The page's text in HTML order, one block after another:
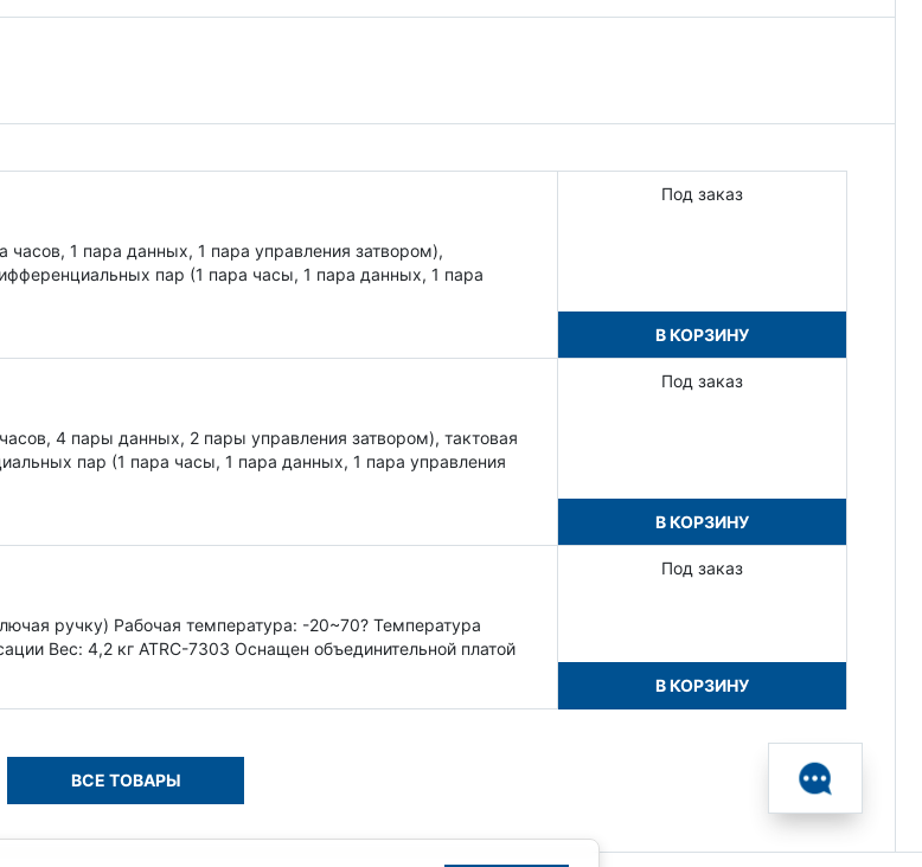
1 пара данных, 1 пара управления затвором),
пар (1 пара часы, 1 пара данных, 1 пара
Под заказ
В КОРЗИНУ
4 пары данных, 2 пары управления затвором), тактовая
пар (1 пара часы, 1 пара данных, 1 пара управления
Под заказ
В КОРЗИНУ
ручку) Рабочая температура: -20~70? Температура
Вес: 4,2 кг ATRC-7303 Оснащен объединительной платой
Под заказ
В КОРЗИНУ
ВСЕ ТОВАРЫ